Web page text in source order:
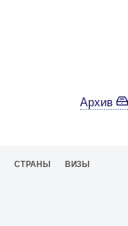
Архив
СТРАНЫ
ВИЗЫ